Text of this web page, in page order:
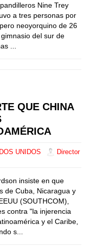
Nine Trey
a tres personas por
neoyorquino de 26
del sur de
...
QUE CHINA
UNIDOS
Director
insiste en que
de Cuba, Nicaragua y
(SOUTHCOM),
contra "la injerencia
y el Caribe,
s...